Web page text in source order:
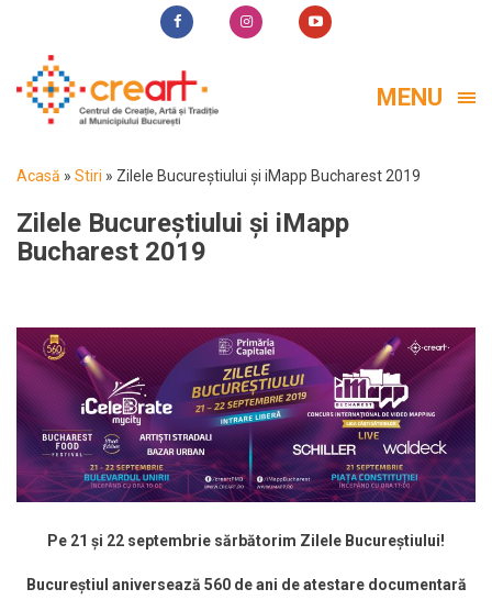
MENU
Acasă » Stiri » Zilele Bucureștiului și iMapp Bucharest 2019
Zilele Bucureștiului și iMapp
Bucharest 2019
Pe 21 și 22 septembrie sărbătorim Zilele Bucureștiului!
Bucureștiul aniversează 560 de ani de atestare documentară